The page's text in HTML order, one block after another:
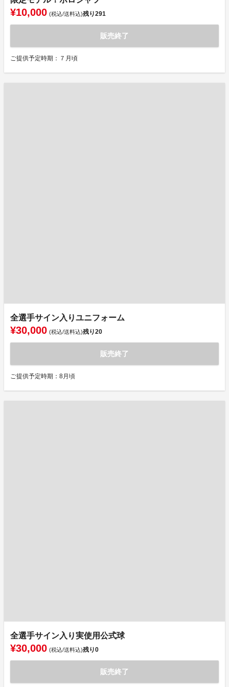
¥10,000 (税込/送料込)残り291
販売終了
ご提供予定時期：７月頃
全選手サイン入りユニフォーム
¥30,000 (税込/送料込)残り20
販売終了
ご提供予定時期：8月頃
全選手サイン入り実使用公式球
¥30,000 (税込/送料込)残り0
販売終了